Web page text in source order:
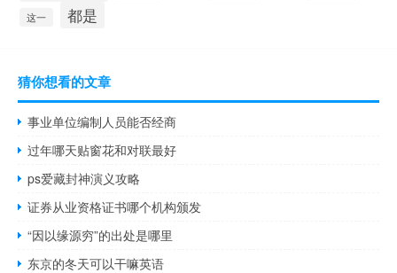
这一 都是
猜你想看的文章
事业单位编制人员能否经商
过年哪天贴窗花和对联最好
ps爱藏封神演义攻略
证券从业资格证书哪个机构颁发
“因以缘源穷”的出处是哪里
东京的冬天可以干嘛英语